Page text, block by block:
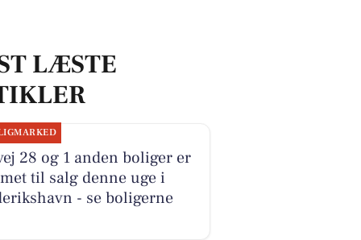
LÆSTE
28 og 1 anden boliger er
til salg denne uge i
- se boligerne